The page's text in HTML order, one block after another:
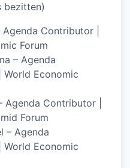
bezitten)
Contributor |
Forum
– Agenda
Economic
Agenda Contributor |
Forum
– Agenda
Economic